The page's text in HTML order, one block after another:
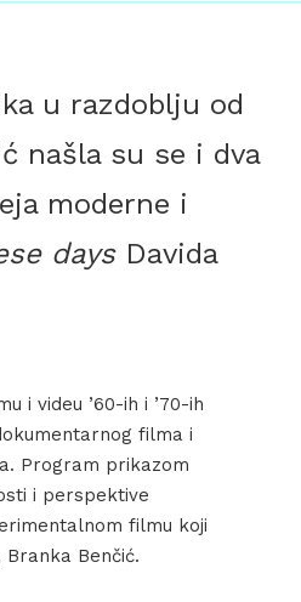
u razdoblju od
našla su se i dva
moderne i
daysDavida
i videu ’60-ih i ’70-ih
filma i
Program prikazom
i perspektive
filmu koji
Benčić.